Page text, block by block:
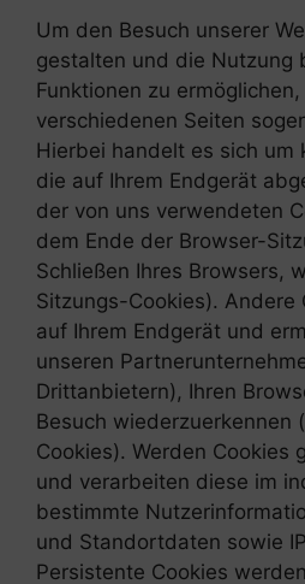
Um den Besuch unserer
gestalten und die Nutzung
Funktionen zu
verschiedenen Seiten
Hierbei handelt es sich um
die auf Ihrem Endgerät
der von uns verwendeten
dem Ende der Browser-
Schließen Ihres Browsers,
Sitzungs-Cookies). Andere
auf Ihrem Endgerät und
unseren
Drittanbietern), Ihren
Besuch wiederzuerkennen
Cookies). Werden Cookies
und verarbeiten diese im
bestimmte
und Standortdaten sowie
Persistente Cookies